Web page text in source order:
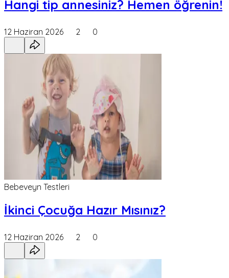
Hangi tip annesiniz? Hemen öğrenin!
12 Haziran 2026 2 0
Bebeveyn Testleri
İkinci Çocuğa Hazır Mısınız?
12 Haziran 2026 2 0